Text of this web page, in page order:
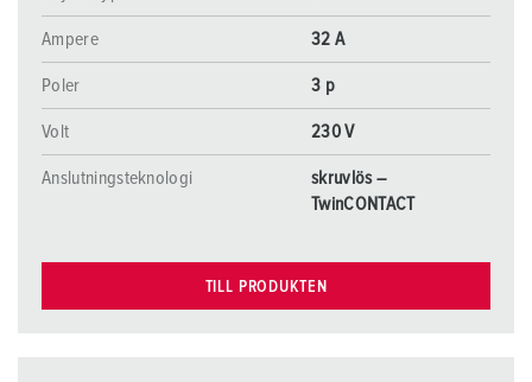
Ampere 32 A
Poler 3 p
Volt 230 V
Anslutningsteknologi
skruvlös –
TwinCONTACT
TILL PRODUKTEN